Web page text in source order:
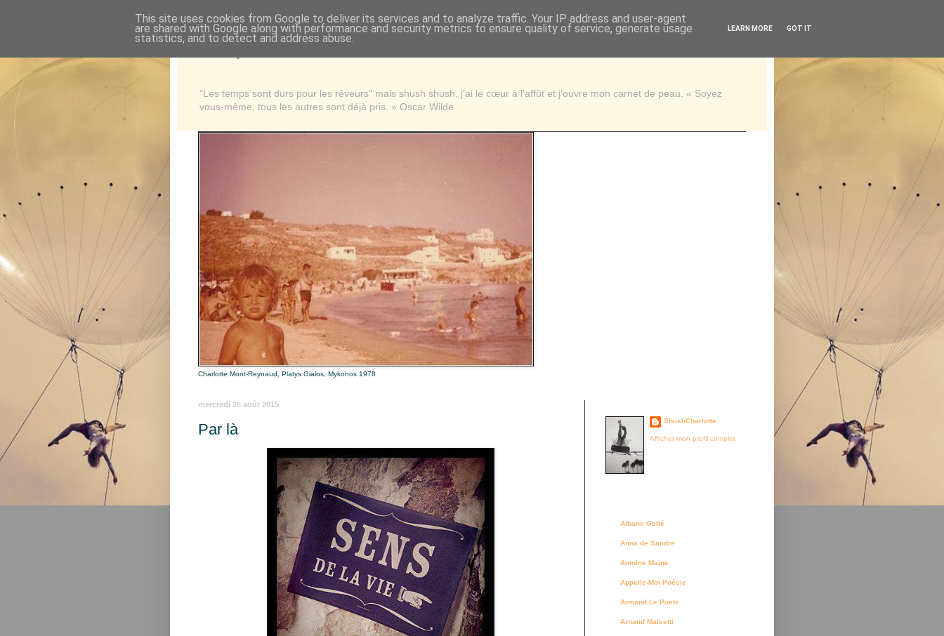
"Les temps sont durs pour les rêveurs" mais shush shush, j'ai le cœur à l'affût et j'ouvre mon carnet de peau. « Soyez
vous-même, tous les autres sont déjà pris. » Oscar Wilde
Charlotte Mont-Reynaud, Platys Gialos, Mykonos 1978
mercredi 26 août 2015
Par là ShushCharlotte
Afficher mon profil complet
Albane Gellé
Anna de Sandre
Antoine Maine
Appelle-Moi Poésie
Armand Le Poete
Arnaud Maisetti
This site uses cookies from Google to deliver its services and to analyze traffic. Your IP address and user-agent
are shared with Google along with performance and security metrics to ensure quality of service, generate usage
statistics, and to detect and address abuse.
LEARN MORE GOT IT